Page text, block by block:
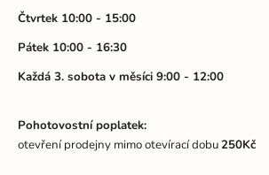
Čtvrtek 10:00 - 15:00
Pátek 10:00 - 16:30
Každá 3. sobota v měsíci 9:00 - 12:00
Pohotovostní poplatek:
otevření prodejny mimo otevírací dobu250Kč